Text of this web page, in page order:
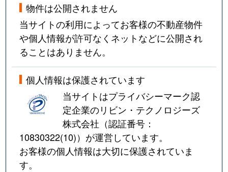
物件は公開されません
当サイトの利用によってお客様の不動産物件
や個人情報が許可なくネットなどに公開され
ることはありません。
個人情報は保護されています
当サイトはプライバシーマーク認
定企業のリビン・テクノロジーズ
株式会社（認証番号：
10830322(10)）が運営しています。
お客様の個人情報は大切に保護されていま
す。